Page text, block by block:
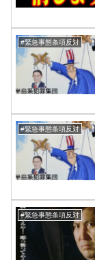
#緊急事態条項反対
#緊急事態条項反対
#緊急事態条項反対